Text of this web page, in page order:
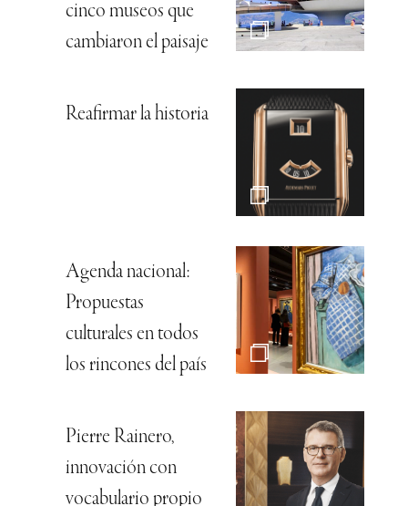
cinco museos que
cambiaron el paisaje
Reafirmar la historia
Agenda nacional:
Propuestas
culturales en todos
los rincones del país
Pierre Rainero,
innovación con
vocabulario propio